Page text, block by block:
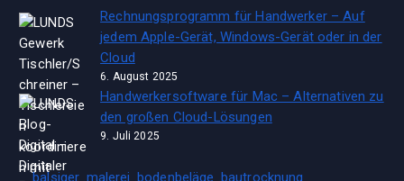
Rechnungsprogramm für Handwerker – Auf
jedem Apple-Gerät, Windows-Gerät oder in der
Cloud
6. August 2025
Handwerkersoftware für Mac – Alternativen zu
den großen Cloud-Lösungen
9. Juli 2025
balsiger .malerei .bodenbeläge .bautrocknung